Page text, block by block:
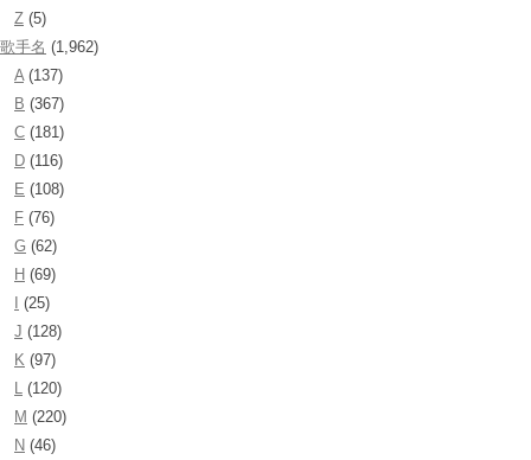
Z (5)
歌手名 (1,962)
A(137)
B (367)
C (181)
D (116)
E (108)
F (76)
G (62)
H (69)
(25)
J (128)
K (97)
L (120)
M (220)
N (46)